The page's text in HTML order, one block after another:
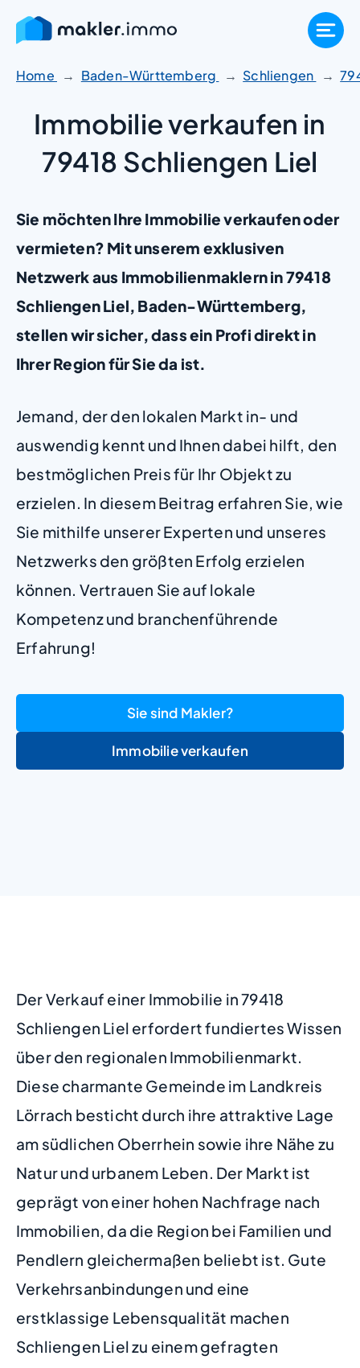
Zum
Inhalt
springen
Home Baden-Württemberg Schliengen
Immobilie verkaufen in
79418 Schliengen Liel
Sie möchten Ihre Immobilie verkaufen oder
vermieten? Mit unserem exklusiven
Netzwerk aus Immobilienmaklern in 79418
Schliengen Liel, Baden-Württemberg,
stellen wir sicher, dass ein Profi direkt in
Ihrer Region für Sie da ist.
Jemand, der den lokalen Markt in- und
auswendig kennt und Ihnen dabei hilft, den
bestmöglichen Preis für Ihr Objekt zu
erzielen. In diesem Beitrag erfahren Sie, wie
Sie mithilfe unserer Experten und unseres
Netzwerks den größten Erfolg erzielen
können. Vertrauen Sie auf lokale
Kompetenz und branchenführende
Erfahrung!
Sie sind Makler?
Immobilie verkaufen
Der Verkauf einer Immobilie in 79418
Schliengen Liel erfordert fundiertes Wissen
über den regionalen Immobilienmarkt.
Diese charmante Gemeinde im Landkreis
Lörrach besticht durch ihre attraktive Lage
am südlichen Oberrhein sowie ihre Nähe zu
Natur und urbanem Leben. Der Markt ist
geprägt von einer hohen Nachfrage nach
Immobilien, da die Region bei Familien und
Pendlern gleichermaßen beliebt ist. Gute
Verkehrsanbindungen und eine
erstklassige Lebensqualität machen
Schliengen Liel zu einem gefragten